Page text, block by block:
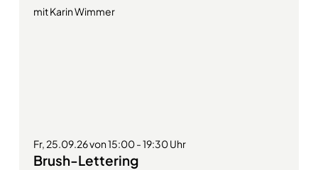
mit Karin Wimmer
Fr, 25.09.26 von 15:00 - 19:30 Uhr
Brush-Lettering